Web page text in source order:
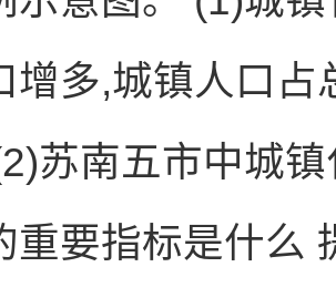
增多,城镇人口
苏南五市中城
重要指标是什么